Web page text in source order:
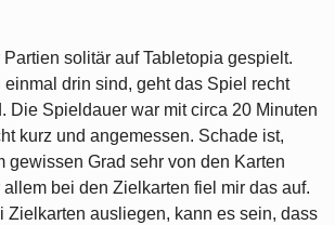
Partien solitär auf Tabletopia gespielt.
drin sind, geht das Spiel recht
Die Spieldauer war mit circa 20 Minuten
kurz und angemessen. Schade ist,
gewissen Grad sehr von den Karten
bei den Zielkarten fiel mir das auf.
Zielkarten ausliegen, kann es sein, dass